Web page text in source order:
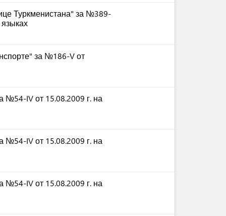
Туркменистана" за №389-
языках
за №186-V от
№54-IV от 15.08.2009 г. на
№54-IV от 15.08.2009 г. на
№54-IV от 15.08.2009 г. на